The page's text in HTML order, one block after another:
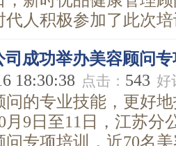
人积极参加了此次
司成功举办美容顾问
18:30:38 点击： 543 好
问的专业技能，更好
月9日至11日，江苏分
问专项培训，近70名